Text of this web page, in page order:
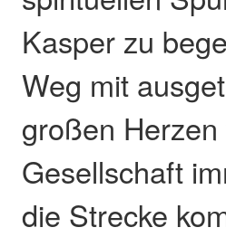
Kasper zu
Weg mit
großen
Gesellschaft
die Strecke